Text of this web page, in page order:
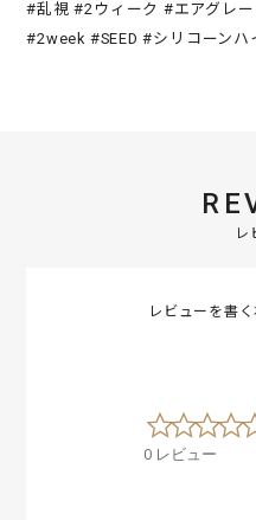
#乱視 #2ウィーク #エアグレ
#2week #SEED #シリコーン
レ
レビューを書
0 レビュー